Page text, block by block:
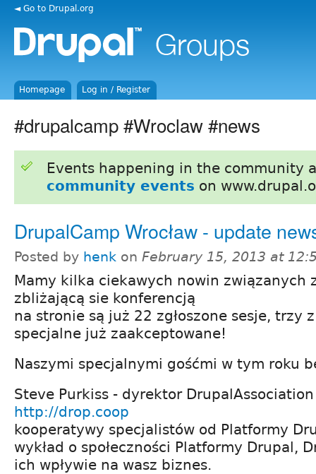
◄ Go to Drupal.org
Homepage Log in / Register
#drupalcamp #Wroclaw #news
Events happening in the community
community events on
DrupalCamp Wrocław - update
Posted by henk on February 15, 2013 at
Mamy kilka ciekawych nowin związanych
zbliżającą sie konferencją
na stronie są już 22 zgłoszone sesje, trzy
specjalne już zaakceptowane!
Naszymi specjalnymi gośćmi w tym roku
Steve Purkiss - dyrektor
http://drop.coop
kooperatywy specjalistów od Platformy
wykład o społeczności Platformy Drupal,
ich wpływie na wasz biznes.